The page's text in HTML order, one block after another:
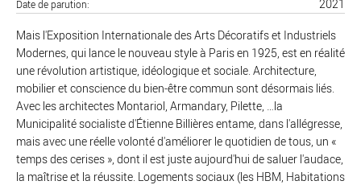
Date de parution 2021
Mais l'Exposition Internationale des Arts Décoratifs et Industriels
Modernes, qui lance le nouveau style à Paris en 1925, est en réalité
une révolution artistique, idéologique et sociale. Architecture,
mobilier et conscience du bien-être commun sont désormais liés.
Avec les architectes Montariol, Armandary, Pilette, …la
Municipalité socialiste d'Étienne Billières entame, dans l'allégresse,
mais avec une réelle volonté d'améliorer le quotidien de tous, un «
temps des cerises », dont il est juste aujourd'hui de saluer l'audace,
la maîtrise et la réussite. Logements sociaux (les HBM, Habitations